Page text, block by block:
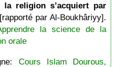
religion s’acquiert par
par Al-Boukhâriyy].
la science de la
orale
Cours Islam Dourous,